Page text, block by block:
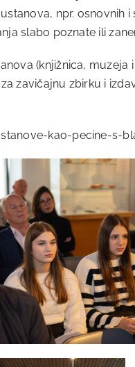
npr.
slabo poznate ili
(knjižnica,
zavičajnu zbirku i
kao-pecine-s-